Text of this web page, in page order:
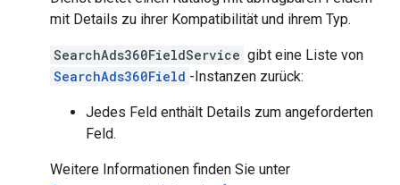
mit Details zu ihrer Kompatibilität und ihrem Typ.
SearchAds360FieldService gibt eine Liste von
SearchAds360Field -Instanzen zurück:
Jedes Feld enthält Details zum angeforderten
Feld.
Weitere Informationen finden Sie unter